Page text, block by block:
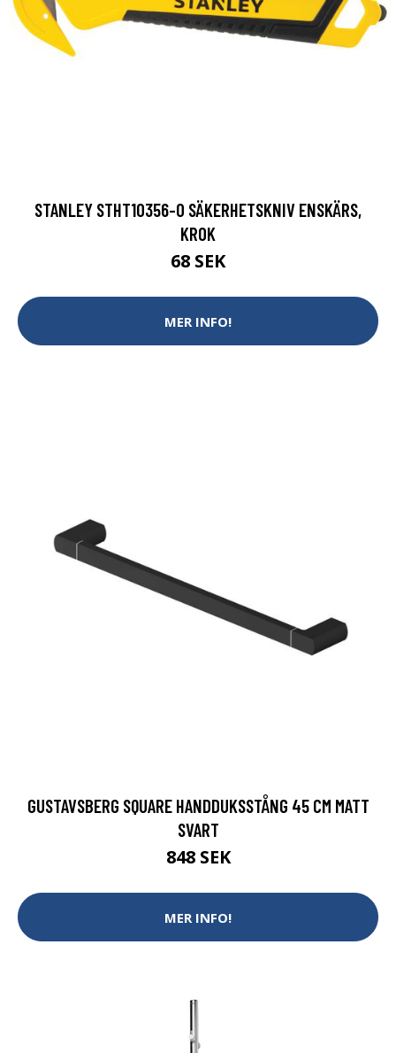
STANLEY STHT10356-0 SÄKERHETSKNIV ENSKÄRS,
KROK
68 SEK
MER INFO!
GUSTAVSBERG SQUARE HANDDUKSSTÅNG 45 CM MATT
SVART
848 SEK
MER INFO!